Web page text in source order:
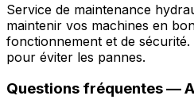
Service de maintenance
maintenir vos machines en
fonctionnement et de
pour éviter les pannes.
Questions fréquentes —